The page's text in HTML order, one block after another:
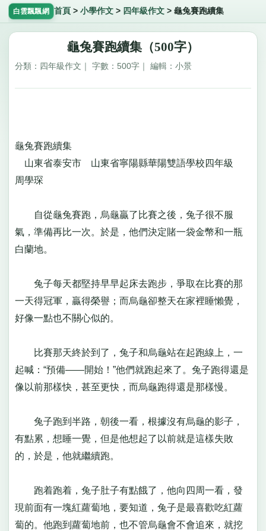
白雲飄飄網 首頁 > 小學作文> 四年級作文> 龜兔賽跑續集
龜兔賽跑續集（500字）
分類：四年級作文｜ 字數：500字｜ 編輯：小景
龜兔賽跑續集
山東省泰安市 山東省寧陽縣華陽雙語學校四年級
周學琛
自從龜兔賽跑，烏龜贏了比賽之後，兔子很不服
氣，準備再比一次。於是，他們決定賭一袋金幣和一瓶
白蘭地。
兔子每天都堅持早早起床去跑步，爭取在比賽的那
一天得冠軍，贏得榮譽；而烏龜卻整天在家裡睡懶覺，
好像一點也不關心似的。
比賽那天終於到了，兔子和烏龜站在起跑線上，一
起喊：“預備——開始！”他們就跑起來了。兔子跑得還是
像以前那樣快，甚至更快，而烏龜跑得還是那樣慢。
兔子跑到半路，朝後一看，根據沒有烏龜的影子，
有點累，想睡一覺，但是他想起了以前就是這樣失敗
的，於是，他就繼續跑。
跑着跑着，兔子肚子有點餓了，他向四周一看，發
現前面有一塊紅蘿蔔地，要知道，兔子是最喜歡吃紅蘿
蔔的。他跑到蘿蔔地前，也不管烏龜會不會追來，就挖